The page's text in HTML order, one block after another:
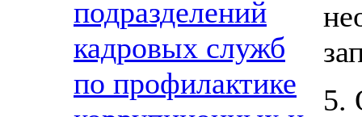
подразделений
кадровых служб
по профилактике
5.